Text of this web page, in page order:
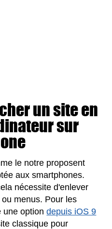
un site en
sur
le notre proposent
aux smartphones.
nécessite d'enlever
menus. Pour les
une optiondepuis iOS 9
classique pour